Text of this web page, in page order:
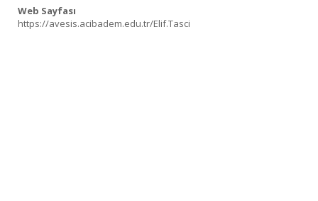
Web Sayfası
https://avesis.acibadem.edu.tr/Elif.Tasci